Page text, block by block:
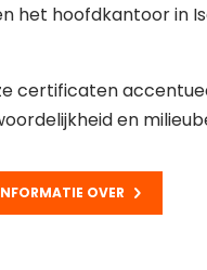
het hoofdkantoor in
certificaten
en
OVER